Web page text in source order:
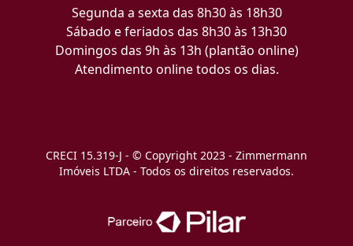
Segunda a sexta das 8h30 às 18h30
Sábado e feriados das 8h30 às 13h30
Domingos das 9h às 13h (plantão online)
Atendimento online todos os dias.
CRECI 15.319-J - © Copyright 2023 - Zimmermann
Imóveis LTDA - Todos os direitos reservados.